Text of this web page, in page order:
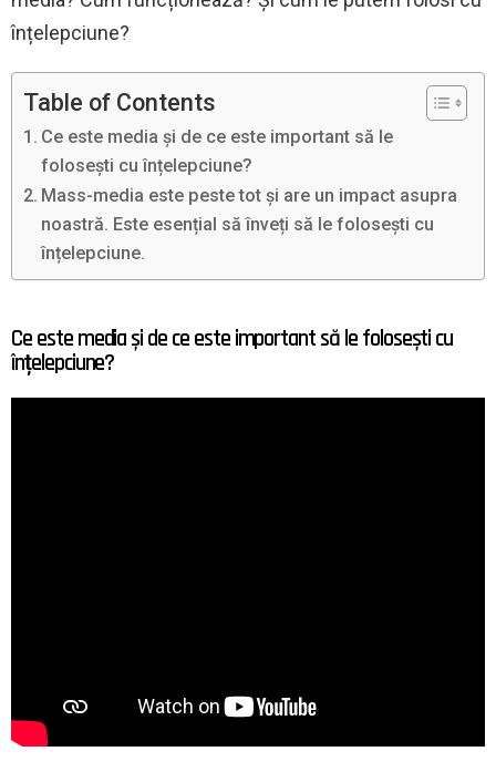
înțelepciune?
Table of Contents
Ce este media și de ce este important să le
folosești cu înțelepciune?
Mass-media este peste tot și are un impact asupra
noastră. Este esențial să înveți să le folosești cu
înțelepciune.
Ce este media și de ce este important să le folosești cu
înțelepciune?